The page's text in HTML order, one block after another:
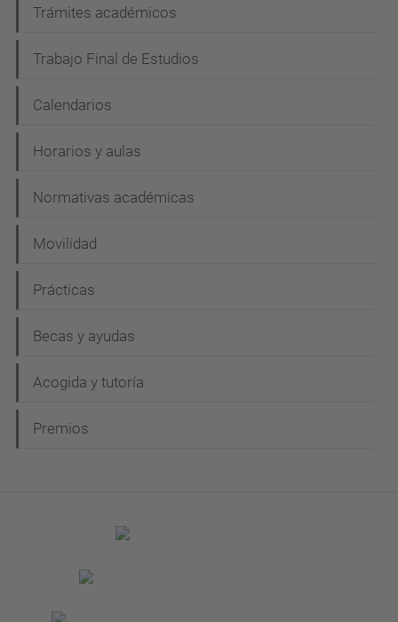
Trámites académicos
Trabajo Final de Estudios
Calendarios
Horarios y aulas
Normativas académicas
Movilidad
Prácticas
Becas y ayudas
Acogida y tutoría
Premios